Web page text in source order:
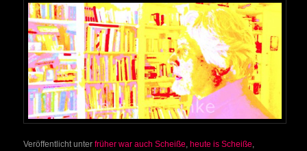
Veröffentlicht unter früher war auch Scheiße, heute is Scheiße,